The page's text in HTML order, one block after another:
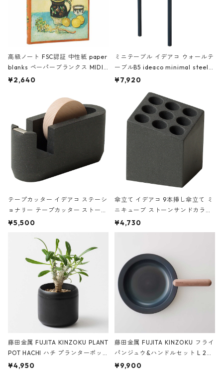
高級ノート FSC認証 中性紙 paper
blanks ペーパーブランクス MIDI
ハードカバー 罫線 ヴァン・ゴッホ
¥2,640
ミニテーブル イデアコ ウォールテ
ーブルB5 ideaco minimal steel f
urniture WALL Table B5 ネイビー
¥7,920
テープカッター イデアコ ステーシ
ョナリー テープカッター ストーン
サンドカラー 石調 ideaco Station
¥5,500
傘立て イデアコ 9本挿し傘立て ミ
ニキューブ ストーンサンドカラー
石調 ideaco Umbrella Stand CUB
E ストーンサンドブラック
¥4,730
藤田金属 FUJITA KINZOKU PLANT
POT HACHI ハチ プランターポッ
ト 3号 ブラック
¥4,950
藤田金属 FUJITA KINZOKU フライ
パンジュウ&ハンドルセット L 24c
m ガス火・IH対応 鉄フライパン
¥9,900